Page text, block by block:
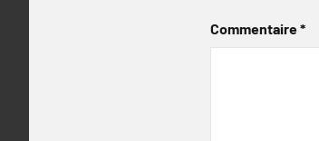
Commentaire*